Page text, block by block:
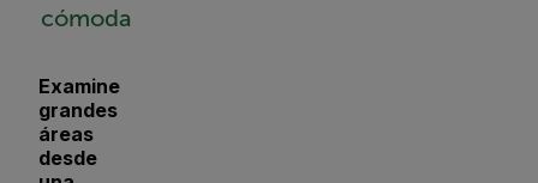
cómoda
Examine
grandes
áreas
desde